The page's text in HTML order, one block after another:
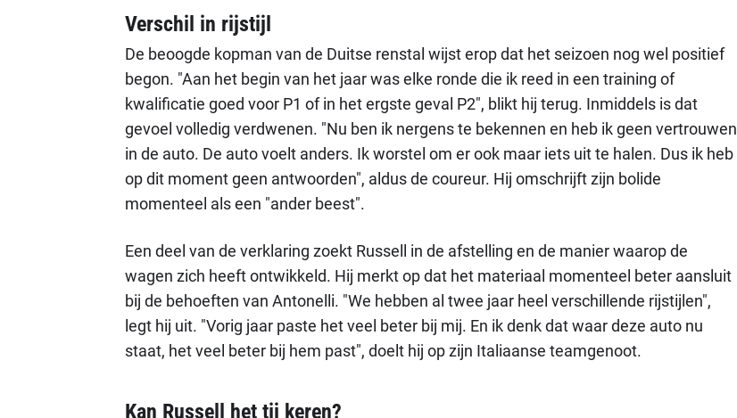
Verschil in rijstijl
De beoogde kopman van de Duitse renstal wijst erop dat het seizoen nog wel positief
begon. "Aan het begin van het jaar was elke ronde die ik reed in een training of
kwalificatie goed voor P1 of in het ergste geval P2", blikt hij terug. Inmiddels is dat
gevoel volledig verdwenen. "Nu ben ik nergens te bekennen en heb ik geen vertrouwen
in de auto. De auto voelt anders. Ik worstel om er ook maar iets uit te halen. Dus ik heb
op dit moment geen antwoorden", aldus de coureur. Hij omschrijft zijn bolide
momenteel als een "ander beest".
Een deel van de verklaring zoekt Russell in de afstelling en de manier waarop de
wagen zich heeft ontwikkeld. Hij merkt op dat het materiaal momenteel beter aansluit
bij de behoeften van Antonelli. "We hebben al twee jaar heel verschillende rijstijlen",
legt hij uit. "Vorig jaar paste het veel beter bij mij. En ik denk dat waar deze auto nu
staat, het veel beter bij hem past", doelt hij op zijn Italiaanse teamgenoot.
Kan Russell het tij keren?